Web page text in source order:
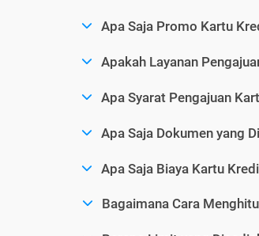
Apa Saja Promo Kartu
Apakah Layanan
Apa Syarat Pengajuan
Apa Saja Dokumen yang
Apa Saja Biaya Kartu
Bagaimana Cara